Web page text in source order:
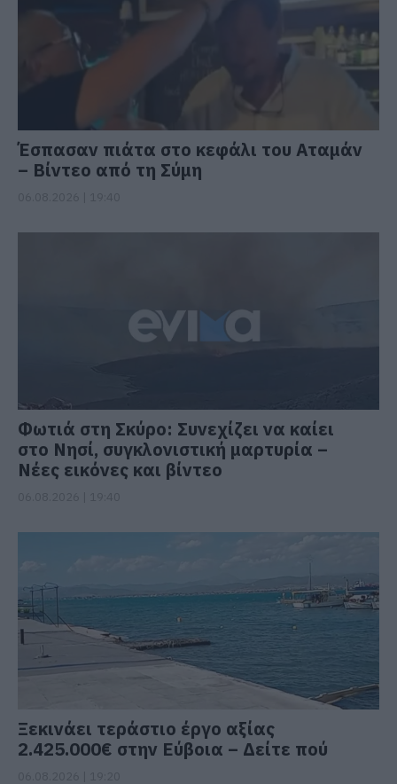
Έσπασαν πιάτα στο κεφάλι του Αταμάν
– Βίντεο από τη Σύμη
Φωτιά στη Σκύρο: Συνεχίζει να καίει
στο Νησί, συγκλονιστική μαρτυρία –
Νέες εικόνες και βίντεο
Ξεκινάει τεράστιο έργο αξίας
2.425.000€ στην Εύβοια – Δείτε πού